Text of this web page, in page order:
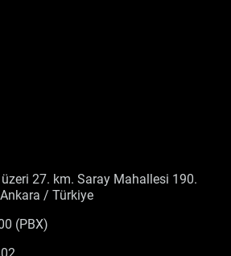
27. km. Saray Mahallesi 190.
/ Türkiye
(PBX)